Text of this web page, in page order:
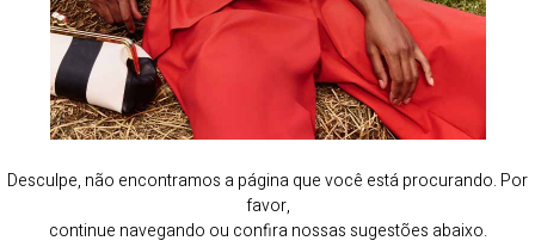
Desculpe, não encontramos a página que você está procurando. Por
favor,
continue navegando ou confira nossas sugestões abaixo.